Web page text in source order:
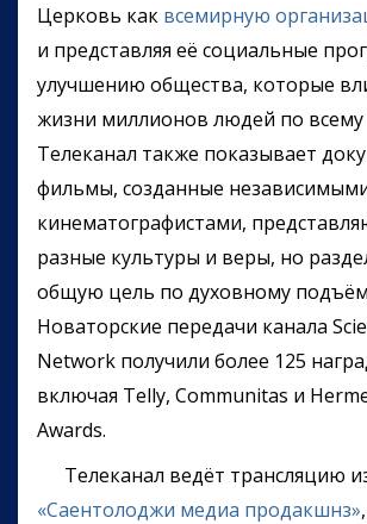
Церковь как всемирную
и представляя её социальные
улучшению общества, которые
жизни миллионов людей по всему
Телеканал также показывает
фильмы, созданные
кинематографистами,
разные культуры и веры, но
общую цель по духовному
Новаторские передачи канала
Network получили более 125
включая Telly, Communitas и
Awards.
Телеканал ведёт трансляцию
«Саентолоджи медиа продакшнз»